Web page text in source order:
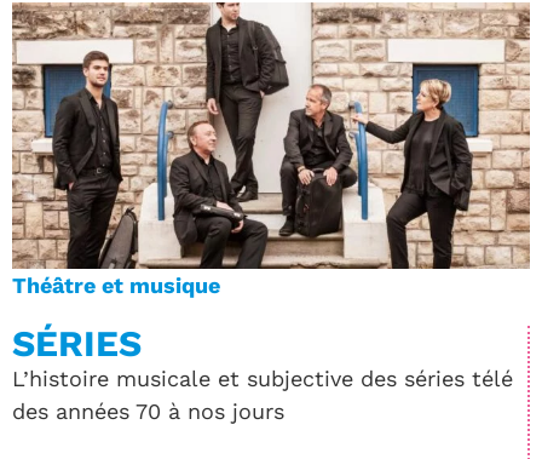
Théâtre et musique
SÉRIES
L’histoire musicale et subjective des séries télé
des années 70 à nos jours